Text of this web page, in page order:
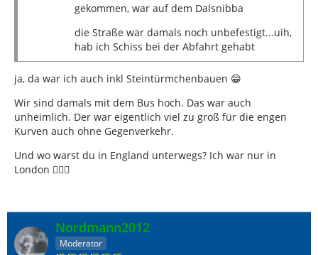
gekommen, war auf dem Dalsnibba
die Straße war damals noch unbefestigt...uih,
hab ich Schiss bei der Abfahrt gehabt
ja, da war ich auch inkl Steintürmchenbauen 😁
Wir sind damals mit dem Bus hoch. Das war auch
unheimlich. Der war eigentlich viel zu groß für die engen
Kurven auch ohne Gegenverkehr.
Und wo warst du in England unterwegs? Ich war nur in
London 💂🏻‍♂️
Nordmann2012
Moderator